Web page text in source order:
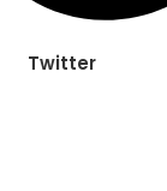
Twitter